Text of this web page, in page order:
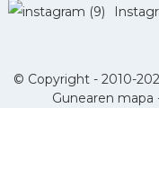
© Copyright - 2010-
Gunearen mapa